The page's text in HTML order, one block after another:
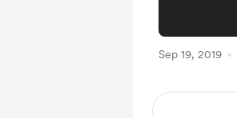
Sep 19, 2019